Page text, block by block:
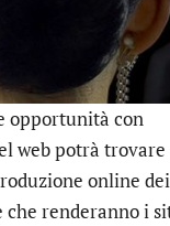
opportunità con
web potrà trovare
online dei
che renderanno i